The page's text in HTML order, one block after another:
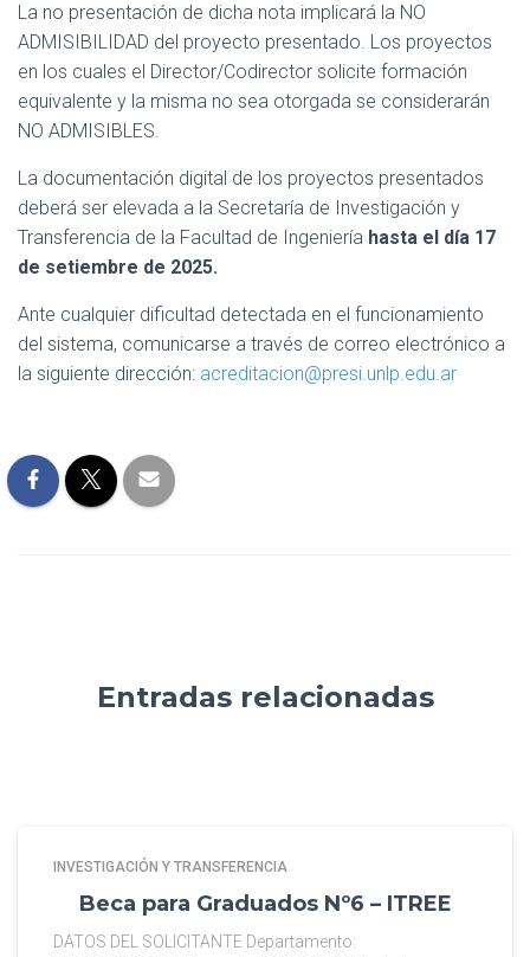
La no presentación de dicha nota implicará la NO
ADMISIBILIDAD del proyecto presentado. Los proyectos
en los cuales el Director/Codirector solicite formación
equivalente y la misma no sea otorgada se considerarán
NO ADMISIBLES.
La documentación digital de los proyectos presentados
deberá ser elevada a la Secretaría de Investigación y
Transferencia de la Facultad de Ingeniería hasta el día 17
de setiembre de 2025.
Ante cualquier dificultad detectada en el funcionamiento
del sistema, comunicarse a través de correo electrónico a
la siguiente dirección: acreditacion@presi.unlp.edu.ar
Entradas relacionadas
INVESTIGACIÓN Y TRANSFERENCIA
Beca para Graduados Nº6 – ITREE
DATOS DEL SOLICITANTE Departamento: